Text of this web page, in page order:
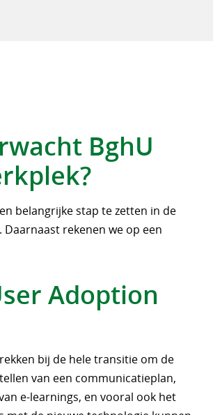
BghU
belangrijke stap te zetten in de
rekenen we op een
Adoption
bij de hele transitie om de
van een communicatieplan,
e-learnings, en vooral ook het